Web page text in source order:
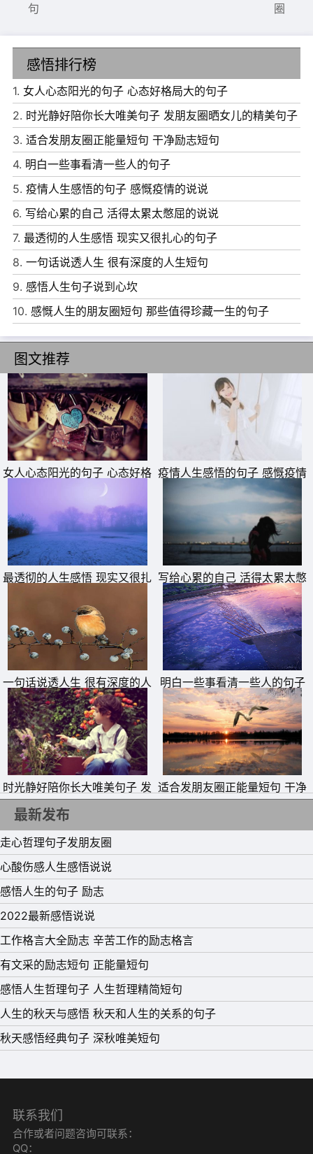
6、我们总是会羡慕开在悬崖边上的美丽花朵，那是因为花
朵盛开的地方是我们无法到达的。
7、人生是由哽咽哭泣及微笑所组成的一段过程，而其中更
大的部分是哽咽。
8、爱人至少要在心灵方面没有欠缺，如果只是身体的欠
缺，那还不失其可爱。
9、生活从来都不会停止向前，保持专注，别因为后悔而放
慢脚步。
10、他们的手，不光隔着一道冰冷的镜面，还隔着两千年的
时光，却仍有什么脉脉流动。
11、我看见你，象那半醒的婴孩在黎明的微光里看见他的母
亲，于是微笑而又睡去了。
12、我想将对你的思念，寄予散落的星子，但愿那点点的星
光能照进你的窗前，伴你好眠。
13、一切问题，最终都是时间问题。一切烦恼，其实都是自
寻烦恼。
14、淡淡云里悠悠情，情意绵绵永难忘，今生有你甜如蜜，
我们不能分开。
15、爱情是一位伟大的导师，教会我们重新做人。只有爱能
够创造有真正的生命的坚实的东西。
句
圈
感悟排行榜
1. 女人心态阳光的句子 心态好格局大的句子
2. 时光静好陪你长大唯美句子 发朋友圈晒女儿的精美句子
3. 适合发朋友圈正能量短句 干净励志短句
4. 明白一些事看清一些人的句子
5. 疫情人生感悟的句子 感慨疫情的说说
6. 写给心累的自己 活得太累太憋屈的说说
7. 最透彻的人生感悟 现实又很扎心的句子
8. 一句话说透人生 很有深度的人生短句
9. 感悟人生句子说到心坎
10. 感慨人生的朋友圈短句 那些值得珍藏一生的句子
图文推荐
女人心态阳光的句子 心态好格
局大的句子
疫情人生感悟的句子 感慨疫情
的说说
最透彻的人生感悟 现实又很扎 写给心累的自己 活得太累太憋
屈的说说
一句话说透人生 很有深度的人
生短句
明白一些事看清一些人的句子
时光静好陪你长大唯美句子 发
朋友圈晒女儿的精美句子
适合发朋友圈正能量短句 干净
励志短句
最新发布
走心哲理句子发朋友圈
心酸伤感人生感悟说说
感悟人生的句子 励志
2022最新感悟说说
工作格言大全励志 辛苦工作的励志格言
有文采的励志短句 正能量短句
感悟人生哲理句子 人生哲理精简短句
人生的秋天与感悟 秋天和人生的关系的句子
秋天感悟经典句子 深秋唯美短句
联系我们
合作或者问题咨询可联系：
QQ：